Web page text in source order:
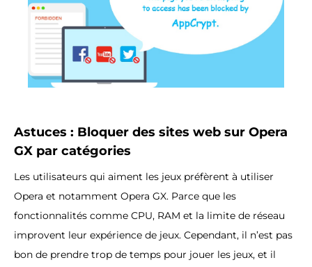
Astuces : Bloquer des sites web sur Opera
GX par catégories
Les utilisateurs qui aiment les jeux préfèrent à utiliser
Opera et notamment Opera GX. Parce que les
fonctionnalités comme CPU, RAM et la limite de réseau
improvent leur expérience de jeux. Cependant, il n’est pas
bon de prendre trop de temps pour jouer les jeux, et il